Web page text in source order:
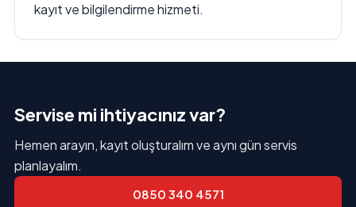
kayıt ve bilgilendirme hizmeti.
Servise mi ihtiyacınız var?
Hemen arayın, kayıt oluşturalım ve aynı gün servis
planlayalım.
0850 340 4571